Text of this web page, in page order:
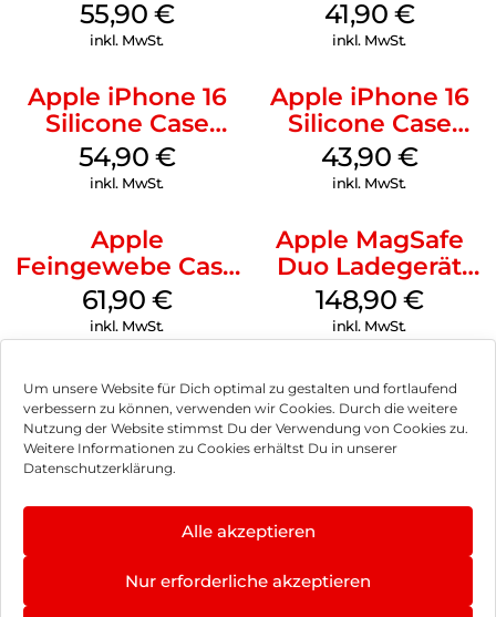
Um unsere Website für Dich optimal zu gestalten und fortlaufend
verbessern zu können, verwenden wir Cookies. Durch die weitere
Nutzung der Website stimmst Du der Verwendung von Cookies zu.
Weitere Informationen zu Cookies erhältst Du in unserer
Datenschutzerklärung.
Alle akzeptieren
Nur erforderliche akzeptieren
Case MagSafe
Stone Gray
55,90 €
inkl. MwSt.
MagSafe Stone
Gray
41,90 €
inkl. MwSt.
Apple iPhone 16
Silicone Case
MagSafe Black
54,90 €
inkl. MwSt.
Apple iPhone 16
Silicone Case
MagSafe Plum
43,90 €
inkl. MwSt.
Apple
Feingewebe Case
iPhone 15 Pro
MagSafe Schwarz
61,90 €
inkl. MwSt.
Apple MagSafe
Duo Ladegerät
Weiß
148,90 €
inkl. MwSt.
Impressum
Hinweis zur Batterieentsorgung